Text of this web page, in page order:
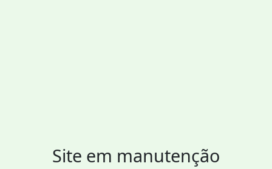
Site em manutenção